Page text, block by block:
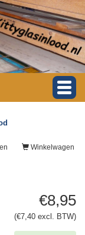
Winkelwagen
€8,95
(€7,40 excl. BTW)